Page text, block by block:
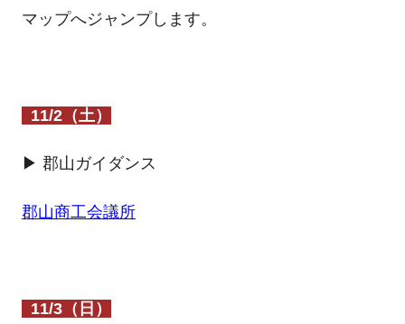
マップへジャンプします。
11/2（土）
▶ 郡山ガイダンス
郡山商工会議所
11/3（日）